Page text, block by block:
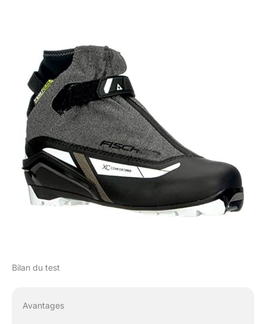
Bilan du test
Avantages